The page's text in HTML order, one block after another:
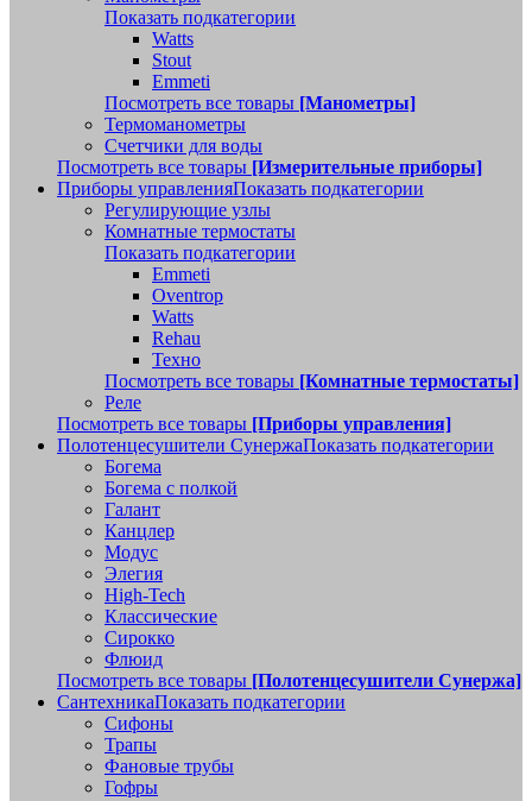
Показать подкатегории
Watts
Stout
Emmeti
Посмотреть все товары [Манометры]
Термоманометры
Счетчики для воды
Посмотреть все товары [Измерительные приборы]
Приборы управленияПоказать подкатегории
Регулирующие узлы
Комнатные термостаты
Показать подкатегории
Emmeti
Oventrop
Watts
Rehau
Техно
Посмотреть все товары [Комнатные термостаты]
Реле
Посмотреть все товары [Приборы управления]
Полотенцесушители СунержаПоказать подкатегории
Богема
Богема с полкой
Галант
Канцлер
Модус
Элегия
High-Tech
Классические
Сирокко
Флюид
Посмотреть все товары [Полотенцесушители Сунержа]
СантехникаПоказать подкатегории
Сифоны
Трапы
Фановые трубы
Гофры